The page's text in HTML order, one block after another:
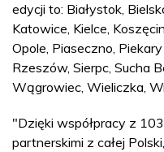
edycji to: Białystok,
Katowice, Kielce,
Opole, Piaseczno,
Rzeszów, Sierpc, Sucha
Wągrowiec, Wieliczka,
"Dzięki współpracy z
partnerskimi z całej